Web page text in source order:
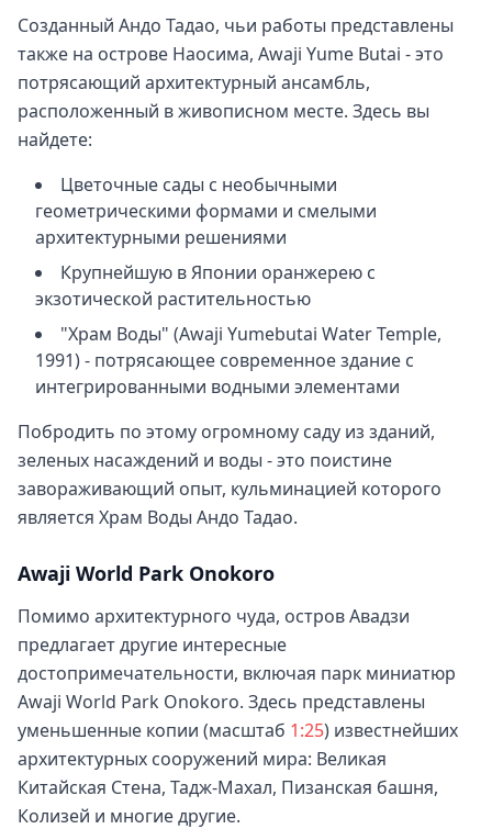
Созданный Андо Тадао, чьи работы представлены
также на острове Наосима, Awaji Yume Butai - это
потрясающий архитектурный ансамбль,
расположенный в живописном месте. Здесь вы
найдете:
Цветочные сады с необычными
геометрическими формами и смелыми
архитектурными решениями
Крупнейшую в Японии оранжерею с
экзотической растительностью
"Храм Воды" (Awaji Yumebutai Water Temple,
1991) - потрясающее современное здание с
интегрированными водными элементами
Побродить по этому огромному саду из зданий,
зеленых насаждений и воды - это поистине
завораживающий опыт, кульминацией которого
является Храм Воды Андо Тадао.
Awaji World Park Onokoro
Помимо архитектурного чуда, остров Авадзи
предлагает другие интересные
достопримечательности, включая парк миниатюр
Awaji World Park Onokoro. Здесь представлены
уменьшенные копии (масштаб 1:25) известнейших
архитектурных сооружений мира: Великая
Китайская Стена, Тадж-Махал, Пизанская башня,
Колизей и многие другие.